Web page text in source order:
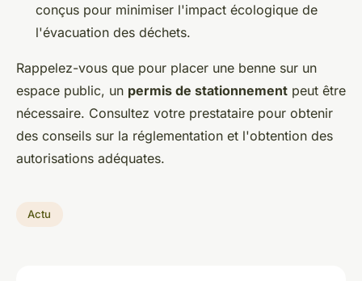
conçus pour minimiser l'impact écologique de
l'évacuation des déchets.
Rappelez-vous que pour placer une benne sur un
espace public, un permis de stationnement peut être
nécessaire. Consultez votre prestataire pour obtenir
des conseils sur la réglementation et l'obtention des
autorisations adéquates.
Actu